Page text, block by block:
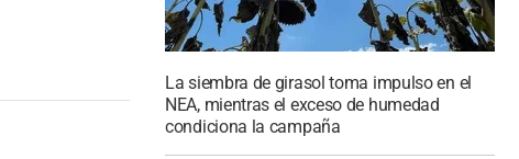
La siembra de girasol toma impulso en el
NEA, mientras el exceso de humedad
condiciona la campaña